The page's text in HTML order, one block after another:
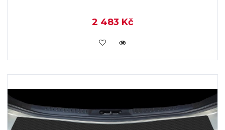
2 483 Kč
KOUPIT